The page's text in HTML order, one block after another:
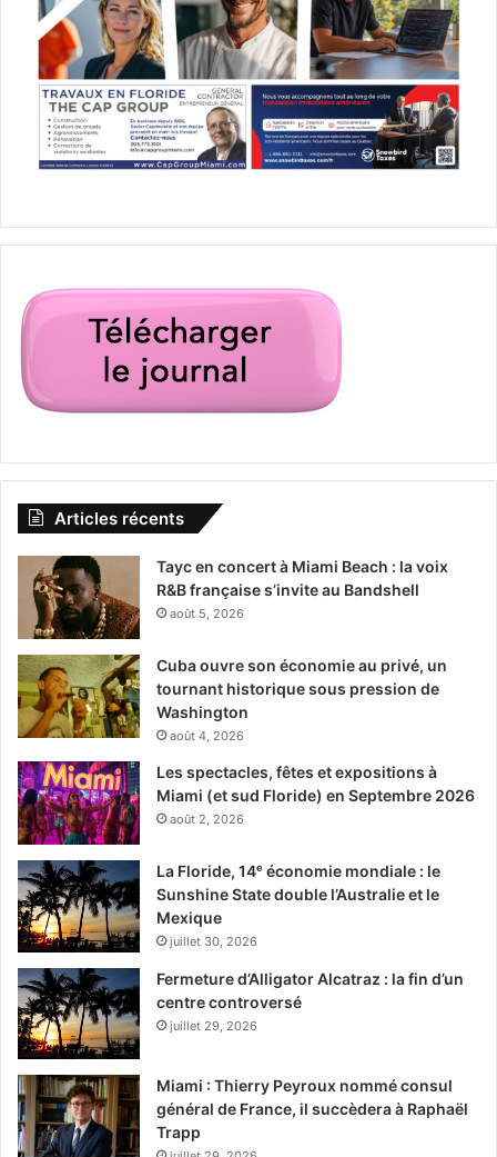
Articles récents
Tayc en concert à Miami Beach : la voix
R&B française s’invite au Bandshell
août 5, 2026
Cuba ouvre son économie au privé, un
tournant historique sous pression de
Washington
août 4, 2026
Les spectacles, fêtes et expositions à
Miami (et sud Floride) en Septembre 2026
août 2, 2026
La Floride, 14ᵉ économie mondiale : le
Sunshine State double l’Australie et le
Mexique
juillet 30, 2026
Fermeture d’Alligator Alcatraz : la fin d’un
centre controversé
juillet 29, 2026
Miami : Thierry Peyroux nommé consul
général de France, il succèdera à Raphaël
Trapp